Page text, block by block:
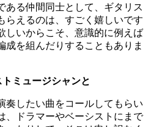
ある仲間同士として、ギタリス
らえるのは、すごく嬉しいです
しいからこそ、意識的に例えば
成を組んだりすることもありま
ミュージシャンと
奏したい曲をコールしてもらい
、ドラマーやベーシストにまで